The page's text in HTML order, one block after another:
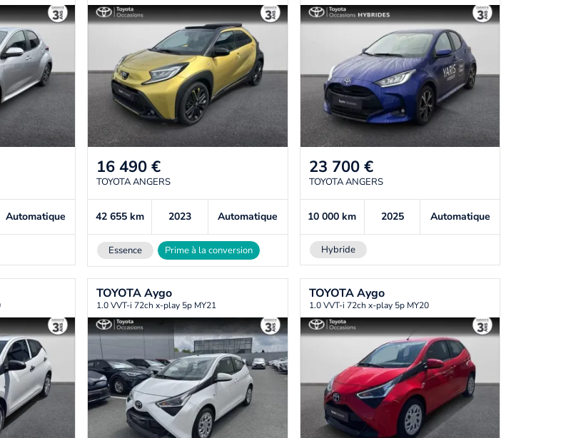
Automatique
16 490 €
TOYOTA ANGERS
42 655 km 2023 Automatique
Essence Prime à la conversion
23 700 €
TOYOTA ANGERS
10 000km 2025 Automatique
Hybride
TOYOTAAygo
1.0 VVT-i 72ch x-play 5p MY21
TOYOTAAygo
1.0 VVT-i 72ch x-play 5p MY20